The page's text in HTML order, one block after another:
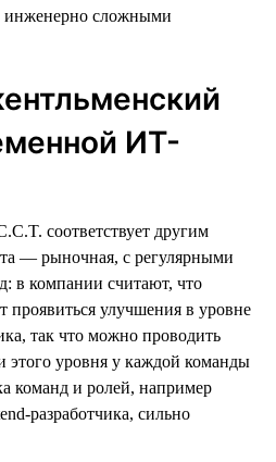
инженерно сложными
ИТ-
соответствует другим
— рыночная, с регулярными
в компании считают, что
проявиться улучшения в уровне
так что можно проводить
этого уровня у каждой команды
команд и ролей, например
разработчика, сильно